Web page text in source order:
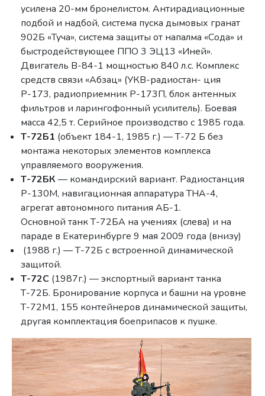
усилена 20-мм бронелистом. Антирадиационные
подбой и надбой, система пуска дымовых гранат
902Б «Туча», система защиты от напалма «Сода» и
быстродействующее ППО 3 ЭЦ13 «Иней».
Двигатель В-84-1 мощностью 840 л.с. Комплекс
средств связи «Абзац» (УКВ-радиостан- ция
Р-173, радиоприемник Р-173П, блок антенных
фильтров и ларингофонный усилитель). Боевая
масса 42,5 т. Серийное производство с 1985 года.
Т-72Б1 (объект 184-1, 1985 г.) — Т-72 Б без
монтажа некоторых элементов комплекса
управляемого вооружения.
Т-72БК — командирский вариант. Радиостанция
Р-130М, навигационная аппаратура ТНА-4,
агрегат автономного питания АБ-1.
Основной танк Т-72БА на учениях (слева) и на
параде в Екатеринбурге 9 мая 2009 года (внизу)
(1988 г.) — Т-72Б с встроенной динамической
защитой.
Т-72С (1987г.) — экспортный вариант танка
Т-72Б. Бронирование корпуса и башни на уровне
Т-72М1, 155 контейнеров динамической защиты,
другая комплектация боеприпасов к пушке.